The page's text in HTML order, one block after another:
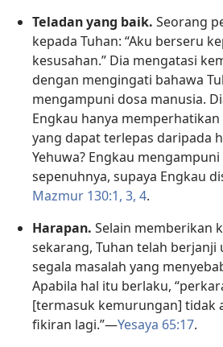
Teladan yang baik. Seorang
kepada Tuhan: “Aku berseru
kesusahan.” Dia mengatasi
dengan mengingati bahawa
mengampuni dosa manusia.
Engkau hanya
yang dapat terlepas daripada
Yehuwa? Engkau
sepenuhnya, supaya Engkau
Mazmur 130:1, 3, 4.
Harapan. Selain memberikan
sekarang, Tuhan telah
segala masalah yang
Apabila hal itu berlaku,
[termasuk kemurungan] tidak
fikiran lagi.”​—Yesaya 65:17.